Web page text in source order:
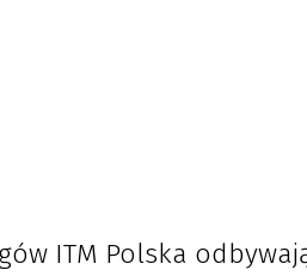
ITM Polska